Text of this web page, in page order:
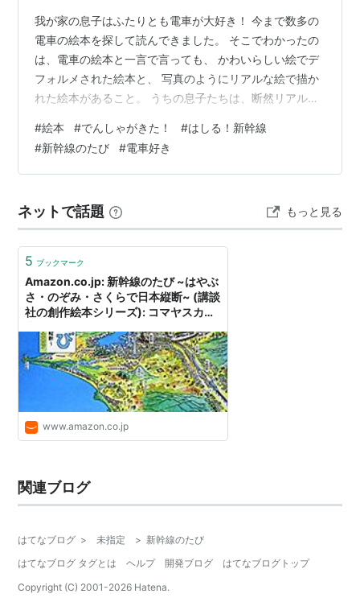
我が家の息子はふたりとも電車が大好き！ 今まで数多の
電車の絵本を探して読んできました。 そこでわかったの
は、電車の絵本と一言で言っても、 かわいらしい絵でデ
フォルメされた絵本と、 写真のようにリアルな絵で描か
れた絵本があること。 うちの息子たちは、断然リアル派
厳選して、 リアル電車派な子におすすめの絵本をご紹介
します。 こんな人におすすめ なによりも電車が好きな子
イラストの電車よりもリアルな電車が好きな子 子どもも
（石橋真樹子 さん) はしる！新幹線「はやぶさ」 (鎌田歩
さん) 新幹線のた…
#絵本 #でんしゃがきた！ #はしる！新幹線
#新幹線のたび #電車好き
ネットで話題 もっと見る
5 ブックマーク
Amazon.co.jp: 新幹線のたび ~はやぶ
さ・のぞみ・さくらで日本縦断~ (講談
社の創作絵本シリーズ): コマヤスカン:
www.amazon.co.jp
関連ブログ
はてなブログ > 未指定 > 新幹線のたび
はてなブログ タグとは
ヘルプ 開発ブログ
はてなブログトップ
Copyright (C) 2001-2026 Hatena.